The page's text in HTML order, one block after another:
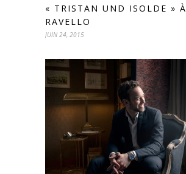
« TRISTAN UND ISOLDE » À
RAVELLO
JUIN 24, 2015